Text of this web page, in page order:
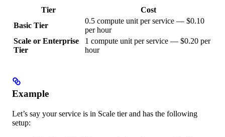
Tier
Cost
Basic Tier
0.5 compute unit per service — $0.10
per hour
Scale or Enterprise
Tier
1 compute unit per service — $0.20 per
hour
Example
Let’s say your service is in Scale tier and has the following
setup: